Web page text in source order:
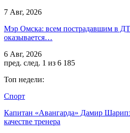
7 Авг, 2026
Мэр Омска: всем пострадавшим в
оказывается…
6 Авг, 2026
пред. след. 1 из 6 185
Топ недели:
Спорт
Капитан «Авангарда» Дамир
качестве тренера